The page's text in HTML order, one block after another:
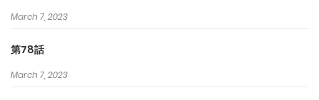
March 7, 2023
第78話
March 7, 2023